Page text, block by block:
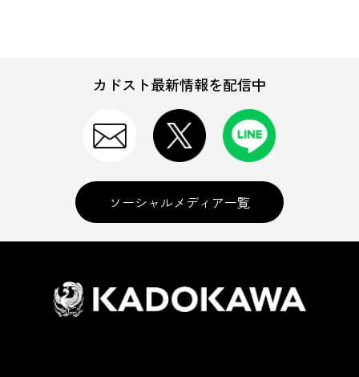
カドスト最新情報を配信中
ソーシャルメディア一覧